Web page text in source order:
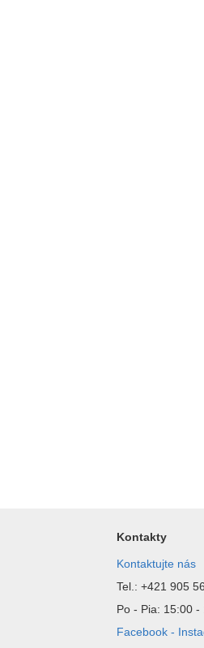
Kontakty
Kontaktujte nás
Tel.: +421 905
Po - Pia: 15:00 -
Facebook -